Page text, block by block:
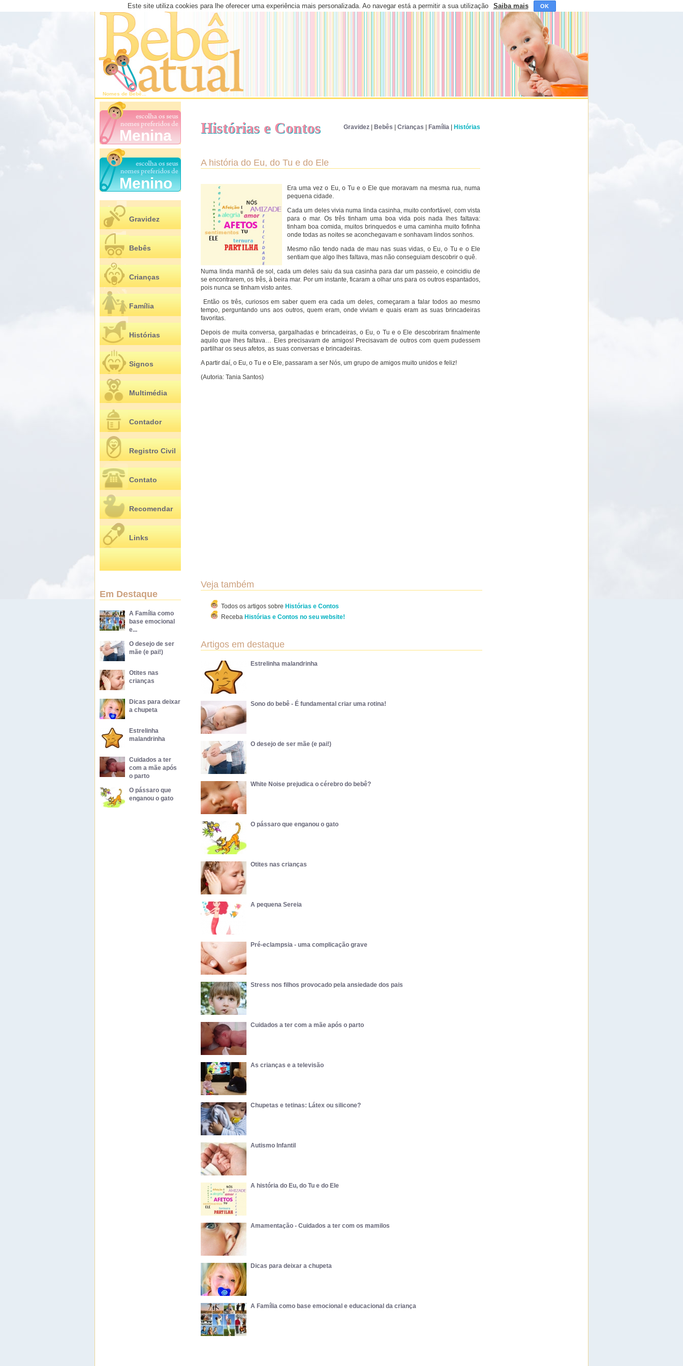
Este site utiliza cookies para lhe oferecer uma experiência mais personalizada. Ao navegar está a permitir a sua utilização Saiba mais OK
Nomes de Bebê ...
Menina
Menino
Gravidez
Bebês
Crianças
Família
Histórias
Signos
Multimédia
Contador
Registro Civil
Contato
Recomendar
Links
Em Destaque
A Família como
base emocional
e...
O desejo de ser
mãe (e pai!)
Otites nas
crianças
Dicas para deixar
a chupeta
Estrelinha
malandrinha
Cuidados a ter
com a mãe após
o parto
O pássaro que
enganou o gato
Gravidez Bebês Crianças Família Histórias
Histórias e Contos
A história do Eu, do Tu e do Ele
Era uma vez o Eu, o Tu e o Ele que moravam na mesma rua, numa
pequena cidade.
Cada um deles vivia numa linda casinha, muito confortável, com vista
para o mar. Os três tinham uma boa vida pois nada lhes faltava:
tinham boa comida, muitos brinquedos e uma caminha muito fofinha
onde todas as noites se aconchegavam e sonhavam lindos sonhos.
Mesmo não tendo nada de mau nas suas vidas, o Eu, o Tu e o Ele
sentiam que algo lhes faltava, mas não conseguiam descobrir o quê.
Numa linda manhã de sol, cada um deles saiu da sua casinha para dar um passeio, e coincidiu de
se encontrarem, os três, à beira mar. Por um instante, ficaram a olhar uns para os outros espantados,
pois nunca se tinham visto antes.
Então os três, curiosos em saber quem era cada um deles, começaram a falar todos ao mesmo
tempo, perguntando uns aos outros, quem eram, onde viviam e quais eram as suas brincadeiras
favoritas.
Depois de muita conversa, gargalhadas e brincadeiras, o Eu, o Tu e o Ele descobriram finalmente
aquilo que lhes faltava… Eles precisavam de amigos! Precisavam de outros com quem pudessem
partilhar os seus afetos, as suas conversas e brincadeiras.
A partir daí, o Eu, o Tu e o Ele, passaram a ser Nós, um grupo de amigos muito unidos e feliz!
(Autoria: Tania Santos)
Veja também
Todos os artigos sobre Histórias e Contos
Receba Histórias e Contos no seu website!
Artigos em destaque
Estrelinha malandrinha
Sono do bebê - É fundamental criar uma rotina!
O desejo de ser mãe (e pai!)
White Noise prejudica o cérebro do bebê?
O pássaro que enganou o gato
Otites nas crianças
A pequena Sereia
Pré-eclampsia - uma complicação grave
Stress nos filhos provocado pela ansiedade dos pais
Cuidados a ter com a mãe após o parto
As crianças e a televisão
Chupetas e tetinas: Látex ou silicone?
Autismo Infantil
A história do Eu, do Tu e do Ele
Amamentação - Cuidados a ter com os mamilos
Dicas para deixar a chupeta
A Família como base emocional e educacional da criança